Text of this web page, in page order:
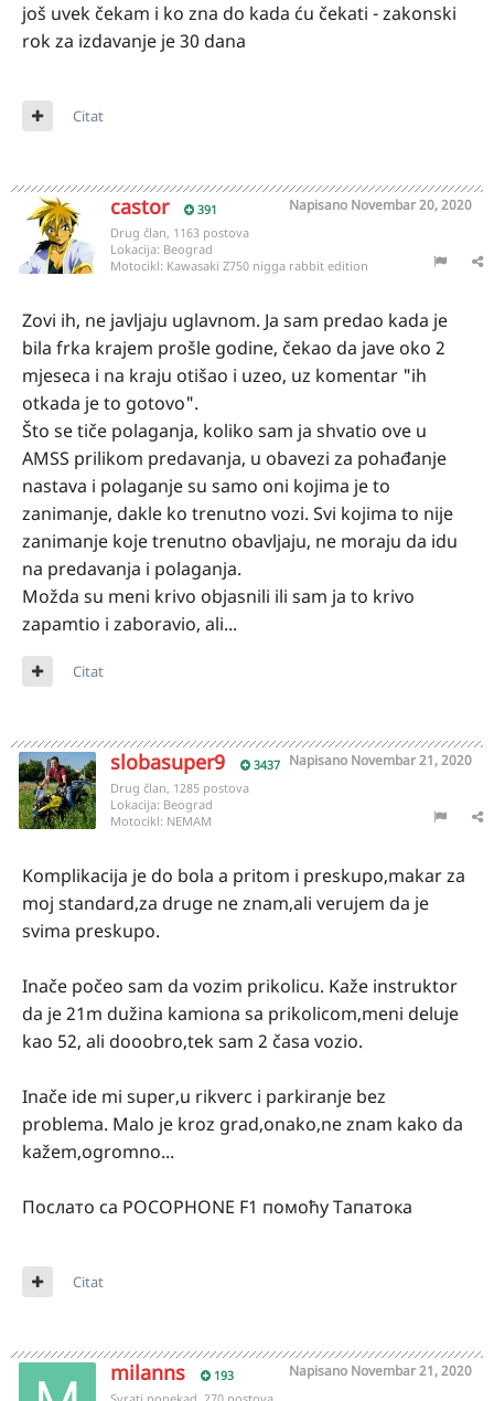
još uvek čekam i ko zna do kada ću čekati - zakonski
rok za izdavanje je 30 dana
Citat
castor 391 Napisano Novembar 20, 2020
Drug član, 1163 postova
Lokacija: Beograd
Motocikl: Kawasaki Z750 nigga rabbit edition
Zovi ih, ne javljaju uglavnom. Ja sam predao kada je
bila frka krajem prošle godine, čekao da jave oko 2
mjeseca i na kraju otišao i uzeo, uz komentar "ih
otkada je to gotovo".
Što se tiče polaganja, koliko sam ja shvatio ove u
AMSS prilikom predavanja, u obavezi za pohađanje
nastava i polaganje su samo oni kojima je to
zanimanje, dakle ko trenutno vozi. Svi kojima to nije
zanimanje koje trenutno obavljaju, ne moraju da idu
na predavanja i polaganja.
Možda su meni krivo objasnili ili sam ja to krivo
zapamtio i zaboravio, ali...
Citat
slobasuper9 3437 Napisano Novembar 21, 2020
Drug član, 1285 postova
Lokacija: Beograd
Motocikl: NEMAM
Komplikacija je do bola a pritom i preskupo,makar za
moj standard,za druge ne znam,ali verujem da je
svima preskupo.
Inače počeo sam da vozim prikolicu. Kaže instruktor
da je 21m dužina kamiona sa prikolicom,meni deluje
kao 52, ali dooobro,tek sam 2 časa vozio.
Inače ide mi super,u rikverc i parkiranje bez
problema. Malo je kroz grad,onako,ne znam kako da
kažem,ogromno...
Послато са POCOPHONE F1 помоћу Тапатока
Citat
milanns 193 Napisano Novembar 21, 2020